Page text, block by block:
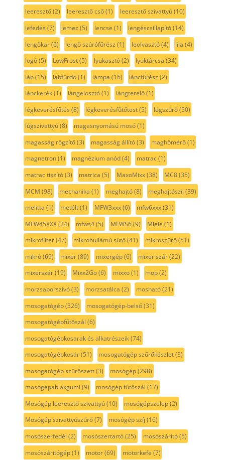
leeresztő(2) leeresztő cső(1) leeresztő szivattyú(10)
lefedés (7) lemez (5) lencse (1) lengéscsillapító(14)
lengőkar(6) lengő szúrófűrész (1) leolvasztó(4) lila (4)
logó(5) LowFrost(5) lyukasztó(2) lyuktárcsa (34)
láb(15) lábfürdő(1) lámpa (16) láncfűrész (2)
lánckerék(1) lángelosztó(1) lángterelő(1)
légkeverésfűtés (8) légkeverésfűtőtest(5) légszűrő(50)
lúgszivattyú(8) magasnyomású mosó(1)
magasság rögzítő(3) magasság állító(3) maghőmérő(1)
magnetron(1) magnézium anód(4) matrac(1)
matrac tiszító(3) matrica (5) MaxoMixx(38) MC8(35)
MCM (98) mechanika (1) meghajtó(8) meghajtószíj (39)
melitta (1) metélt(1) MFW3xxx(6) mfw6xxx(31)
MFW45XXX(24) mfws4(5) MFWS6(9) Miele (1)
mikrofilter(47) mikrohullámú sütő(41) mikroszűrő(51)
mikró(69) mixer(89) mixergép(6) mixer szár(22)
mixerszár(19) Mixx2Go(6) mixxo(1) mop(2)
morzsaporszívó(3) morzsatálca (2) mosható(21)
mosogatógép(326) mosogatógép-belső(31)
mosogatógépfűtőszál (6)
mosogatógépkosarak és alkatrészeik(74)
mosogatógépkosár(51) mosogatógép szűrőkészlet(3)
mosogatógép szűrőszett(3) mosógép(298)
mosógépablakgumi (9) mosógép fűtőszál (17)
Mosógép leeresztő szivattyú(10) mosógépszelep(2)
Mosógép szivattyúszűrő(7) mosógép szíj (16)
mosószerfedél (2) mosószertartó(25) mosószárító(5)
mosószárítógép(1) motor(69) motorkefe (7)